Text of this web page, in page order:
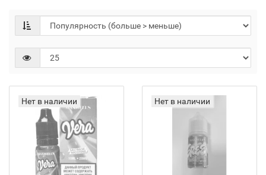
Нет в наличии Нет в наличии